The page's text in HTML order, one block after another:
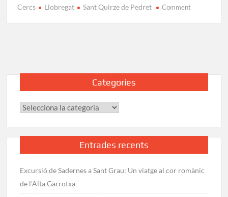
Cercs Llobregat Sant Quirze de Pedret Commenton
de
Categories
Categories
Entrades recents
Excursió de Sadernes a Sant Grau: Un viatge al cor romànic
de l’Alta Garrotxa